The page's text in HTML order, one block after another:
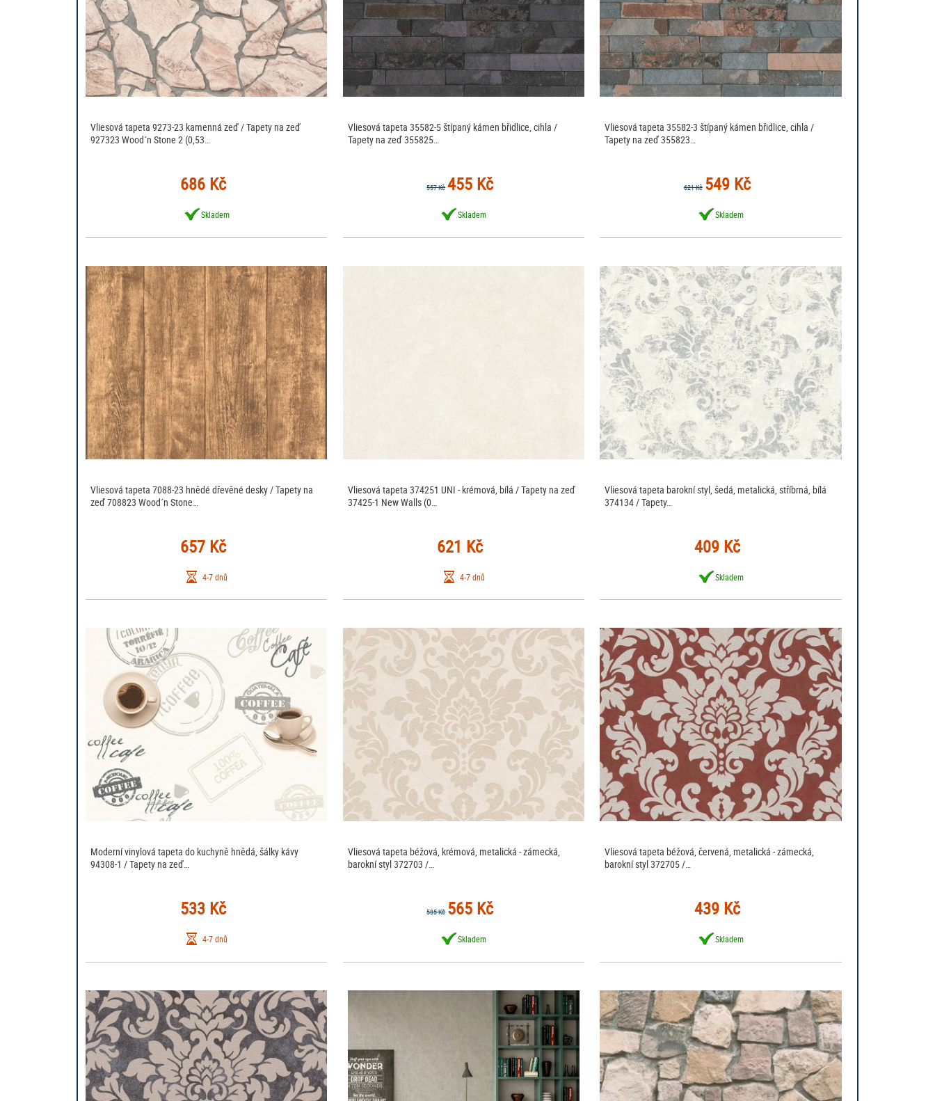
Vliesová tapeta 9273-23 kamenná zeď / Tapety na zeď
927323 Wood´n Stone 2 (0,53…
686 Kč
Skladem
Vliesová tapeta 35582-5 štípaný kámen břidlice, cihla /
Tapety na zeď 355825…
557 Kč 455 Kč
Skladem
Vliesová tapeta 35582-3 štípaný kámen břidlice, cihla /
Tapety na zeď 355823…
621 Kč 549 Kč
Skladem
Vliesová tapeta 7088-23 hnědé dřevěné desky / Tapety na
zeď 708823 Wood´n Stone…
657 Kč
4-7 dnů
Vliesová tapeta 374251 UNI - krémová, bílá / Tapety na zeď
37425-1 New Walls (0…
621 Kč
4-7 dnů
Vliesová tapeta barokní styl, šedá, metalická, stříbrná, bílá
374134 / Tapety…
409 Kč
Skladem
Moderní vinylová tapeta do kuchyně hnědá, šálky kávy
94308-1 / Tapety na zeď…
533 Kč
4-7 dnů
Vliesová tapeta béžová, krémová, metalická - zámecká,
barokní styl 372703 /…
585 Kč 565 Kč
Skladem
Vliesová tapeta béžová, červená, metalická - zámecká,
barokní styl 372705 /…
439 Kč
Skladem